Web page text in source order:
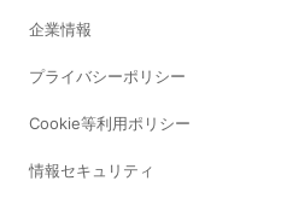
企業情報
プライバシーポリシー
Cookie等利用ポリシー
情報セキュリティ